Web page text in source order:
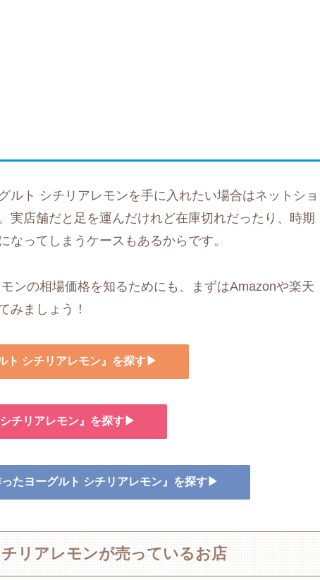
ルト シチリアレモンを手に入れたい場合はネットショ
実店舗だと足を運んだけれど在庫切れだったり、時期
ってしまうケースもあるからです。
ンの相場価格を知るためにも、まずはAmazonや楽天
みましょう！
ト シチリアレモン』を探す▶
チリアレモン』を探す▶
たヨーグルト シチリアレモン』を探す▶
リアレモンが売っているお店